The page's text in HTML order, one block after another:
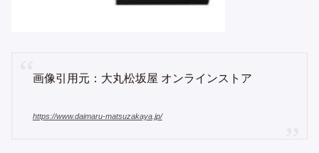
画像引用元：大丸松坂屋 オンラインストア
https://www.daimaru-matsuzakaya.jp/